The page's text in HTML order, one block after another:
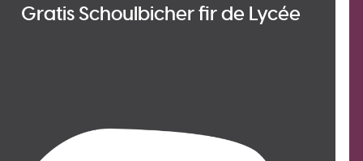
Gratis Schoulbicher fir de Lycée